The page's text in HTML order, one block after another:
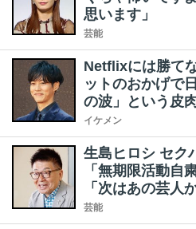
思います」
芸能
Netflixには勝て
ットのおかげで
の波」という皮
イケメン
生島ヒロシ セク
「無期限活動自
「次はあの芸人
芸能